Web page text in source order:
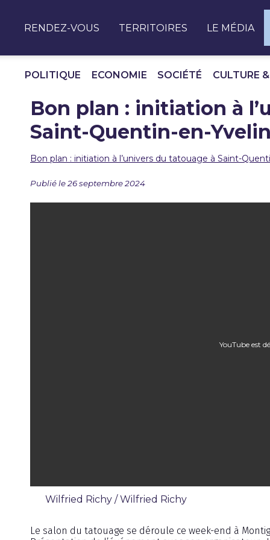
RENDEZ-VOUS TERRITOIRES LE MÉDIA
POLITIQUE ECONOMIE SOCIÉTÉ CULTURE
Bon plan : initiation à
Saint-Quentin-en-
Bon plan : initiation à l’univers du tatouage à Saint-
Publié le 26 septembre 2024
YouTube est
Wilfried Richy / Wilfried Richy
Le salon du tatouage se déroule ce week-end à